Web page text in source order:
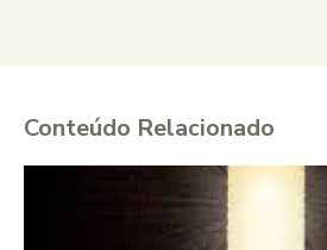
Conteúdo Relacionado